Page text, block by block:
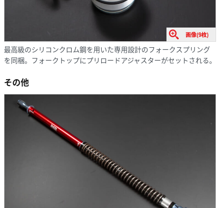
画像(9枚)
最高級のシリコンクロム鋼を用いた専用設計のフォークスプリング
を同梱。フォークトップにプリロードアジャスターがセットされる。
その他